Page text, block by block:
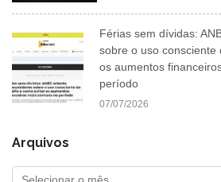
Férias sem dívidas:
sobre o uso
os aumentos
período
07/07/2026
Arquivos